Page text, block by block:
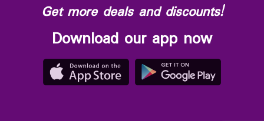
Get more deals and discounts!
Download our app now